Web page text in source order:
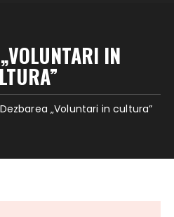
IN
Dezbarea „Voluntari in cultura”